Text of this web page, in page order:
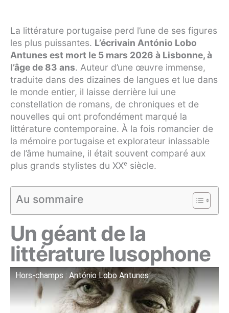
La littérature portugaise perd l’une de ses figures
les plus puissantes. L’écrivain António Lobo
Antunes est mort le 5 mars 2026 à Lisbonne, à
l’âge de 83 ans. Auteur d’une œuvre immense,
traduite dans des dizaines de langues et lue dans
le monde entier, il laisse derrière lui une
constellation de romans, de chroniques et de
nouvelles qui ont profondément marqué la
littérature contemporaine. À la fois romancier de
la mémoire portugaise et explorateur inlassable
de l’âme humaine, il était souvent comparé aux
plus grands stylistes du XXᵉ siècle.
Au sommaire
Un géant de la
littérature lusophone
Hors-champs : António Lobo Antunes